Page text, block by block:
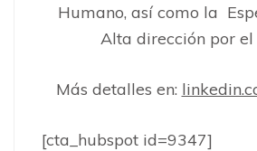
Humano, así como la
Alta dirección por el
Más detalles en:
[cta_hubspot id=9347]